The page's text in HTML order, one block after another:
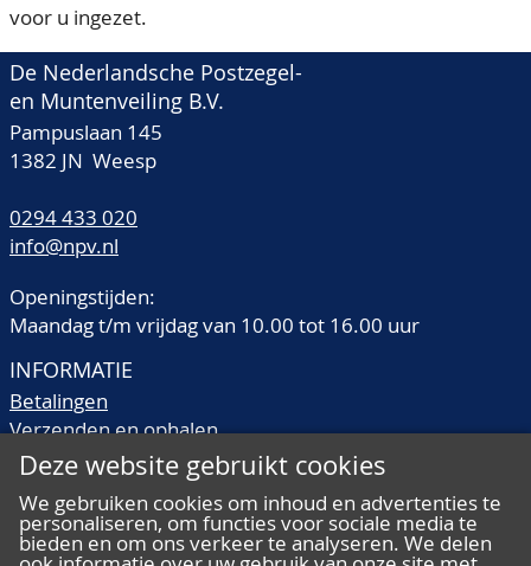
voor u ingezet.
De Nederlandsche Postzegel-
en Muntenveiling B.V.
Pampuslaan 145
1382 JN Weesp
0294 433 020
info@npv.nl
Openingstijden:
Maandag t/m vrijdag van 10.00 tot 16.00 uur
INFORMATIE
Betalingen
Verzenden en ophalen
Veilingtermen
Kwaliteitsomschrijvingen
Veelgestelde vragen
Deze website gebruikt cookies
We gebruiken cookies om inhoud en advertenties te
personaliseren, om functies voor sociale media te
bieden en om ons verkeer te analyseren. We delen